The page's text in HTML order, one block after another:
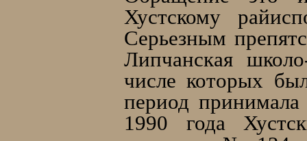
Хустскому
Серьезным
Липчанская
числе которых
период
1990 года